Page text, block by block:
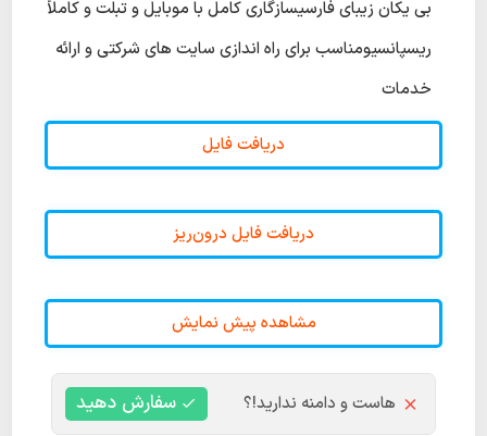
بی یکان زیبای فارسیسازگاری کامل با موبایل و تبلت و کاملاً
ریسپانسیومناسب برای راه اندازی سایت های شرکتی و ارائه
خدمات
دریافت فایل
دریافت فایل درون‌ریز
مشاهده پیش نمایش
هاست و دامنه ندارید!؟ سفارش دهید